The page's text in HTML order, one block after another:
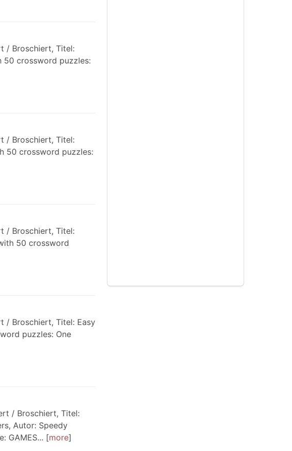
/ Broschiert, Titel:
50 crossword puzzles:
/ Broschiert, Titel:
50 crossword puzzles:
/ Broschiert, Titel:
50 crossword
/ Broschiert, Titel: Easy
puzzles: One
/ Broschiert, Titel:
Autor: Speedy
GAMES...
more